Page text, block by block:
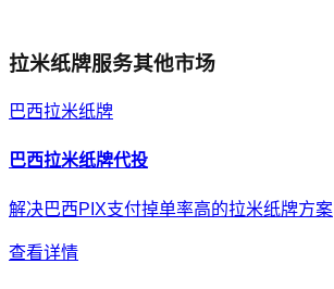
拉米纸牌服务其他市场
巴西拉米纸牌
巴西拉米纸牌代投
解决巴西PIX支付掉单率高的拉米纸牌方案
查看详情